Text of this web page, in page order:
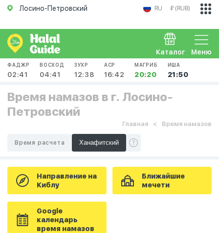
Лосино-Петровский RU ₽ (RUB)
Меню
Каталог
ФАДЖР
02:41
ВОСХОД
04:41
ЗУХР
12:38
АСР
16:42
МАГРИБ
20:20
ИША
21:50
Время намазов в г. Лосино-
Петровский
Главная Время намазов
Время расчета
Направление на
Киблу
Ближайшие
мечети
Google
календарь
время намазов